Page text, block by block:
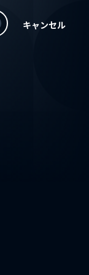
キャンセル